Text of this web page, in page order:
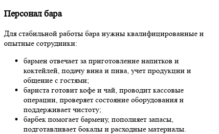
Персонал бара
Для стабильной работы бара нужны квалифицированные и
опытные сотрудники:
бармен отвечает за приготовление напитков и
коктейлей, подачу вина и пива, учет продукции и
общение с гостями;
бариста готовит кофе и чай, проводит кассовые
операции, проверяет состояние оборудования и
поддерживает чистоту;
барбек помогает бармену, пополняет запасы,
подготавливает бокалы и расходные материалы.